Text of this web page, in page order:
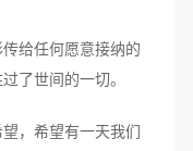
给任何愿意接纳的
了世间的一切。
希望有一天我们